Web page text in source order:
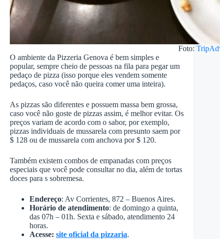
Foto:
O ambiente da Pizzeria Genova é bem simples e
popular, sempre cheio de pessoas na fila para pegar um
pedaço de pizza (isso porque eles vendem somente
pedaços, caso você não queira comer uma inteira).
As pizzas são diferentes e possuem massa bem grossa,
caso você não goste de pizzas assim, é melhor evitar. Os
preços variam de acordo com o sabor, por exemplo,
pizzas individuais de mussarela com presunto saem por
$ 128 ou de mussarela com anchova por $ 120.
Também existem combos de empanadas com preços
especiais que você pode consultar no dia, além de tortas
doces para s sobremesa.
Endereço: Av Corrientes, 872 – Buenos Aires.
Horário de atendimento: de domingo a quinta,
das 07h – 01h. Sexta e sábado, atendimento 24
horas.
Acesse: site oficial da pizzaria.